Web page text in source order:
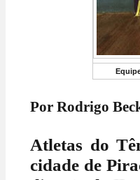
Por Rodrigo
Atletas do
cidade de